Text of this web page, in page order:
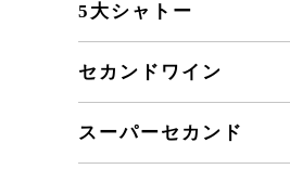
5大シャトー
セカンドワイン
スーパーセカンド